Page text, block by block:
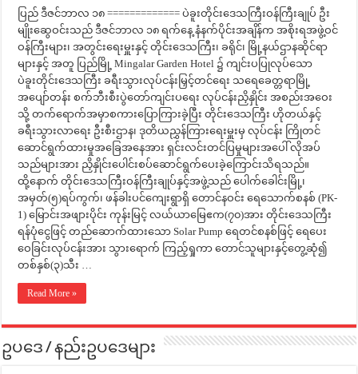
ပြည် ဒီဇင်ဘာလ ၁၈ ============= ပဲခူးတိုင်းဒေသကြီးဝန်ကြီးချုပ် ဦး
မျိုးဆွေဝင်းသည် ဒီဇင်ဘာလ ၁၈ ရက်နေ့ နံနက်ပိုင်းအချိန်က အစိုးရအဖွဲ့ဝင်
ဝန်ကြီးများ၊ အတွင်းရေးမှူးနှင့် တိုင်းဒေသကြီး၊ ခရိုင်၊ မြို့နယ်ဌာနဆိုင်ရာ
များနှင့် အတူ ပြည်မြို့ Mingalar Garden Hotel ၌ ကျင်းပပြုလုပ်သော
ပဲခူးတိုင်းဒေသကြီး ခရီးသွားလုပ်ငန်းမြှင့်တင်ရေး သရေခေတ္တရာမြို့
အပျော်တန်း စက်ဘီးစီးပွဲတော်ကျင်းပရေး လုပ်ငန်းညှိနှိုင်း အစည်းအဝေး
သို့ တက်ရောက်အမှာစကားပြောကြားခဲ့ပြီး တိုင်းဒေသကြီး ဟိုတယ်နှင့်
ခရီးသွားလာရေး ဦးစီးဌာန၊ ဒုတိယညွှန်ကြားရေးမှူးမှ လုပ်ငန်း ကြိုတင်
ဆောင်ရွက်ထားမှုအခြေအနေအား ရှင်းလင်းတင်ပြမှုများအပေါ် လိုအပ်
သည်များအား ညှိနှိုင်း‌ပေါင်းစပ်ဆောင်ရွက်ပေးခဲ့ကြောင်းသိရသည်။
ထို့နောက် တိုင်းဒေသကြီးဝန်ကြီးချုပ်နှင့်အဖွဲ့သည် ပေါက်ခေါင်းမြို့၊
အမှတ်(၅)ရပ်ကွက်၊ ဖန်ခါးပင်ကျေးရွာရှိ တောင်နဝင်း ရေသောက်စနစ် (PK-
1) မြောင်းအဖျားပိုင်း ကုန်းမြင့် လယ်ယာမြေဧက(၇၀)အား တိုင်းဒေသကြီး
ရန်ပုံငွေဖြင့် တည်ဆောက်ထားသော Solar Pump ရေတင်စနစ်ဖြင့် ရေပေး
ဝေခြင်းလုပ်ငန်းအား သွားရောက် ကြည့်ရှုကာ တောင်သူများနှင့်တွေ့ဆုံ၍
တစ်နှစ်(၃)သီး …
Read More »
ဥပဒေ / နည်းဥပဒေများ